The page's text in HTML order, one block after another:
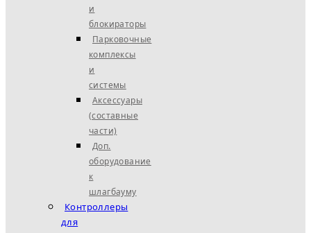
и
блокираторы
Парковочные
комплексы
и
системы
Аксессуары
(составные
части)
Доп.
оборудование
к
шлагбауму
Контроллеры
для